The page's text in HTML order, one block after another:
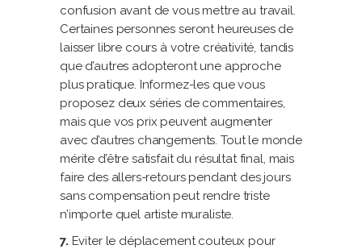
confusion avant de vous mettre au travail.
Certaines personnes seront heureuses de
laisser libre cours à votre créativité, tandis
que d’autres adopteront une approche
plus pratique. Informez-les que vous
proposez deux séries de commentaires,
mais que vos prix peuvent augmenter
avec d’autres changements. Tout le monde
mérite d’être satisfait du résultat final, mais
faire des allers-retours pendant des jours
sans compensation peut rendre triste
n’importe quel artiste muraliste.
7. Eviter le déplacement couteux pour